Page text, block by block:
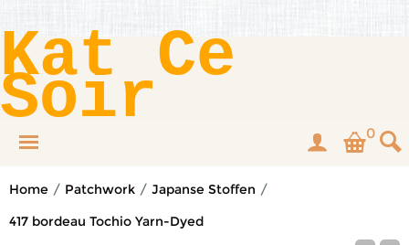
Kat Ce
Soir 0
Home / Patchwork / Japanse Stoffen /
417 bordeau Tochio Yarn-Dyed